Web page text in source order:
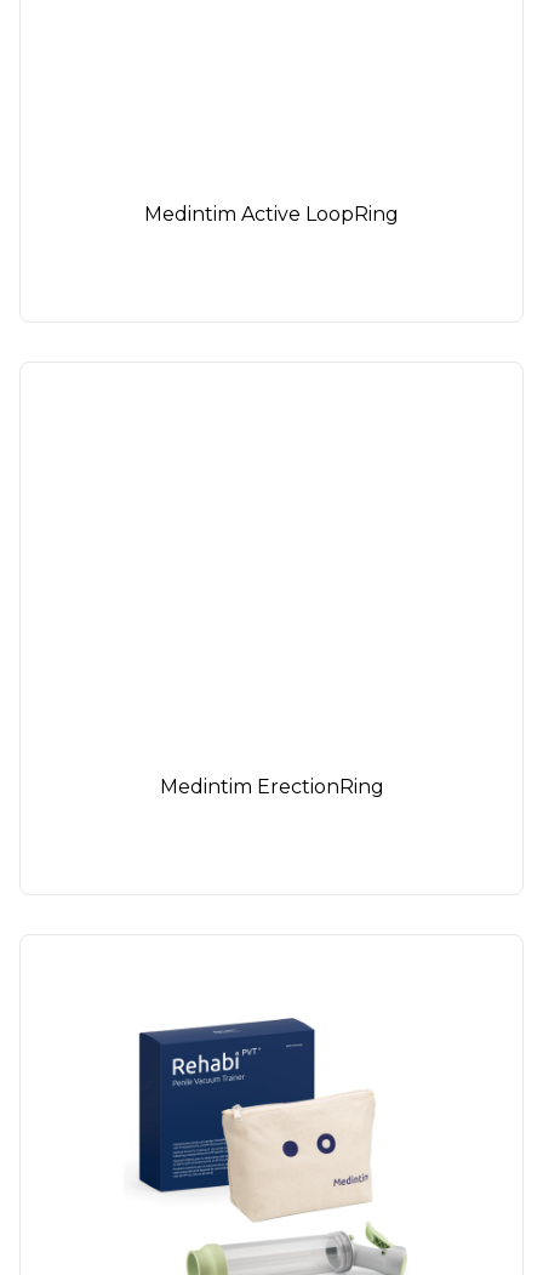
Medintim Active LoopRing
Medintim ErectionRing